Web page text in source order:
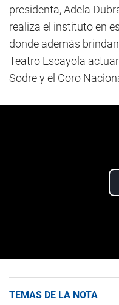
presidenta, Adela
realiza el instituto en
donde además
Teatro Escayola
Sodre y el Coro
TEMAS DE LA NOTA